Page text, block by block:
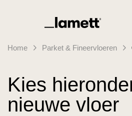
Terug naar home
Home Parket & Fineervloeren
Kies
nieuwe vloer